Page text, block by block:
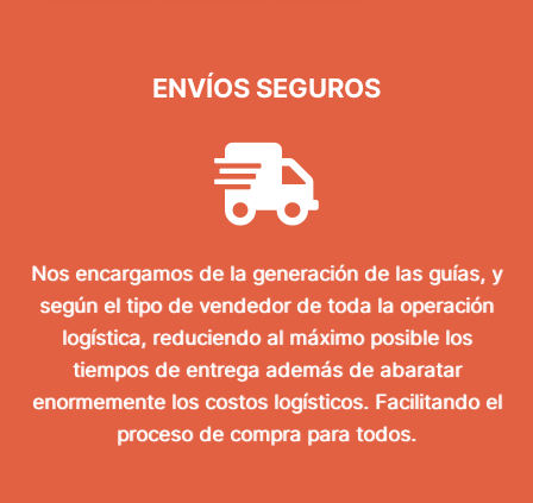
ENVÍOS SEGUROS
Nos encargamos de la generación de las guías, y
según el tipo de vendedor de toda la operación
logística, reduciendo al máximo posible los
tiempos de entrega además de abaratar
enormemente los costos logísticos. Facilitando el
proceso de compra para todos.